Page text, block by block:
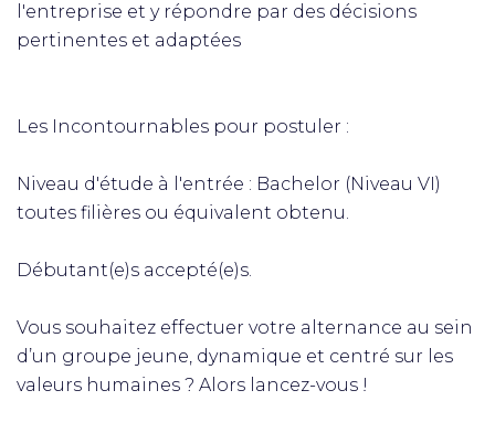
l'entreprise et y répondre par des décisions
pertinentes et adaptées
Les Incontournables pour postuler :
Niveau d'étude à l'entrée : Bachelor (Niveau VI)
toutes filières ou équivalent obtenu.
Débutant(e)s accepté(e)s.
Vous souhaitez effectuer votre alternance au sein
d’un groupe jeune, dynamique et centré sur les
valeurs humaines ? Alors lancez-vous !